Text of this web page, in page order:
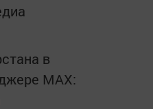
в
MАХ: